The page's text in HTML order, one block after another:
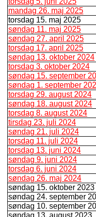
mandag 26. maj 2025
torsdag 15. maj 2025
søndag 11. maj 2025
søndag 27. april 2025
torsdag 17. april 2025
søndag 13. oktober 2024
torsdag 3. oktober 2024
søndag 15. september
søndag 1. september
torsdag 29. august 2024
søndag 18. august 2024
torsdag 8. august 2024
tirsdag 23. juli 2024
søndag 21. juli 2024
torsdag 11. juli 2024
torsdag 13. juni 2024
søndag 9. juni 2024
torsdag 6. juni 2024
søndag 26. maj 2024
søndag 15. oktober 2023
søndag 24. september
søndag 10. september
søndag 13. august 2023